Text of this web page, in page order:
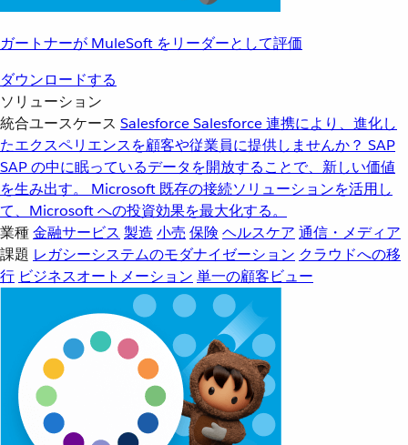
ガートナーが MuleSoft をリーダーとして評価
ダウンロードする
ソリューション
統合ユースケース SalesforceSalesforce 連携により、進化し
たエクスペリエンスを顧客や従業員に提供しませんか？ SAP
SAP の中に眠っているデータを開放することで、新しい価値
を生み出す。
Microsoft 既存の接続ソリューションを活用し
て、Microsoft への投資効果を最大化する。
業種金融サービス 製造 小売 保険 ヘルスケア 通信・メディア
課題 レガシーシステムのモダナイゼーション クラウドへの移
行 ビジネスオートメーション 単一の顧客ビュー